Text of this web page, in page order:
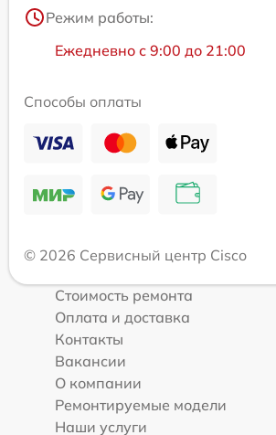
Режим работы:
Ежедневно с 9:00 до 21:00
Способы оплаты
© 2026 Сервисный центр Cisco
Стоимость ремонта
Оплата и доставка
Контакты
Вакансии
О компании
Ремонтируемые модели
Наши услуги